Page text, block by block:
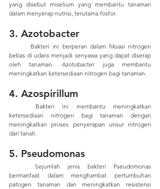
yang disebut miselium yang membantu tanaman
dalam menyerap nutrisi, terutama fosfor.
3. Azotobacter
bebas di udara menjadi senyawa yang dapat diserap
oleh tanaman. Azotobacter juga membantu
meningkatkan ketersediaan nitrogen bagi tanaman.
4. Azospirillum
ketersediaan nitrogen bagi tanaman dengan
meningkatkan proses penyerapan unsur nitrogen
dari tanah.
5. Pseudomonas
bermanfaat dalam menghambat pertumbuhan
patogen tanaman dan meningkatkan resistensi